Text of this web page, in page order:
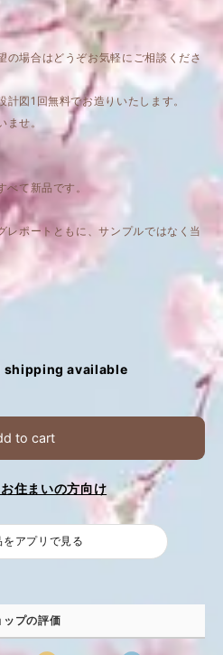
の場合はどうぞお気軽にご相談くださ
図1回無料でお造りいたします。
せ。
て新品です。
レポートともに、サンプルではなく当
available
to cart
住まいの方向け
をアプリで見る
ップの評価